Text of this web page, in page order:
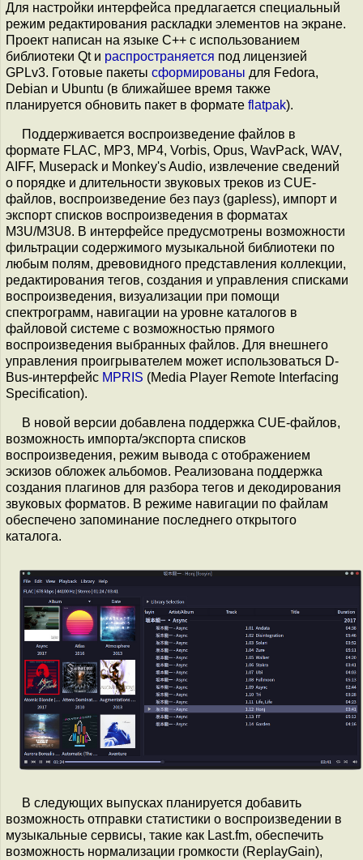
Для настройки интерфейса предлагается специальный
режим редактирования раскладки элементов на экране.
Проект написан на языке С++ с использованием
библиотеки Qt и распространяется под лицензией
GPLv3. Готовые пакеты сформированы для Fedora,
Debian и Ubuntu (в ближайшее время также
планируется обновить пакет в формате flatpak).
Поддерживается воспроизведение файлов в
формате FLAC, MP3, MP4, Vorbis, Opus, WavPack, WAV,
AIFF, Musepack и Monkey's Audio, извлечение сведений
о порядке и длительности звуковых треков из CUE-
файлов, воспроизведение без пауз (gapless), импорт и
экспорт списков воспроизведения в форматах
M3U/M3U8. В интерфейсе предусмотрены возможности
фильтрации содержимого музыкальной библиотеки по
любым полям, древовидного представления коллекции,
редактирования тегов, создания и управления списками
воспроизведения, визуализации при помощи
спектрограмм, навигации на уровне каталогов в
файловой системе с возможностью прямого
воспроизведения выбранных файлов. Для внешнего
управления проигрывателем может использоваться D-
Bus-интерфейс MPRIS (Media Player Remote Interfacing
Specification).
В новой версии добавлена поддержка CUE-файлов,
возможность импорта/экспорта списков
воспроизведения, режим вывода с отображением
эскизов обложек альбомов. Реализована поддержка
создания плагинов для разбора тегов и декодирования
звуковых форматов. В режиме навигации по файлам
обеспечено запоминание последнего открытого
каталога.
В следующих выпусках планируется добавить
возможность отправки статистики о воспроизведении в
музыкальные сервисы, такие как Last.fm, обеспечить
возможность нормализации громкости (ReplayGain),